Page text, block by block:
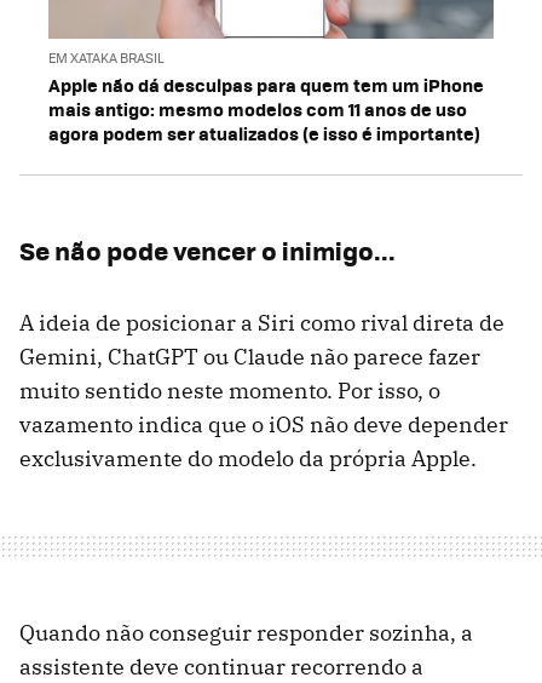
EM XATAKA BRASIL
Apple não dá desculpas para quem tem um iPhone
mais antigo: mesmo modelos com 11 anos de uso
agora podem ser atualizados (e isso é importante)
Se não pode vencer o inimigo...
A ideia de posicionar a Siri como rival direta de
Gemini, ChatGPT ou Claude não parece fazer
muito sentido neste momento. Por isso, o
vazamento indica que o iOS não deve depender
exclusivamente do modelo da própria Apple.
Quando não conseguir responder sozinha, a
assistente deve continuar recorrendo a